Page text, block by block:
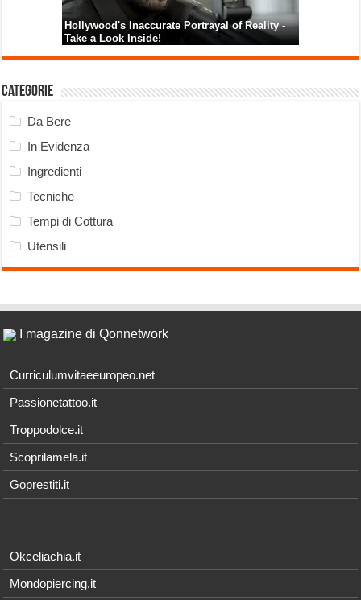
Categorie
Da Bere
In Evidenza
Ingredienti
Tecniche
Tempi di Cottura
Utensili
I magazine di Qonnetwork
Curriculumvitaeeuropeo.net
Passionetattoo.it
Troppodolce.it
Scoprilamela.it
Goprestiti.it
Okceliachia.it
Mondopiercing.it